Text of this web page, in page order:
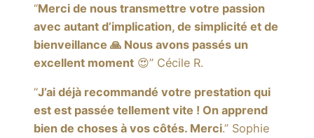
“Merci de nous transmettre votre passion
avec autant d’implication, de simplicité et de
bienveillance 🙏 Nous avons passés un
excellent moment 😍” Cécile R.
“J’ai déjà recommandé votre prestation qui
est est passée tellement vite ! On apprend
bien de choses à vos côtés. Merci.” Sophie